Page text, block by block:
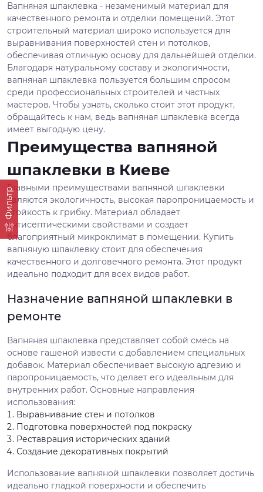
Фильтр
Вапняная шпаклевка - незаменимый материал для
качественного ремонта и отделки помещений. Этот
строительный материал широко используется для
выравнивания поверхностей стен и потолков,
обеспечивая отличную основу для дальнейшей отделки.
Благодаря натуральному составу и экологичности,
вапняная шпаклевка пользуется большим спросом
среди профессиональных строителей и частных
мастеров. Чтобы узнать, сколько стоит этот продукт,
обращайтесь к нам, ведь вапняная шпаклевка всегда
имеет выгодную цену.
Преимущества вапняной
шпаклевки в Киеве
Главными преимуществами вапняной шпаклевки
являются экологичность, высокая паропроницаемость и
стойкость к грибку. Материал обладает
антисептическими свойствами и создает
благоприятный микроклимат в помещении. Купить
вапняную шпаклевку стоит для обеспечения
качественного и долговечного ремонта. Этот продукт
идеально подходит для всех видов работ.
Назначение вапняной шпаклевки в
ремонте
Вапняная шпаклевка представляет собой смесь на
основе гашеной извести с добавлением специальных
добавок. Материал обеспечивает высокую адгезию и
паропроницаемость, что делает его идеальным для
внутренних работ. Основные направления
использования:
Выравнивание стен и потолков
Подготовка поверхностей под покраску
Реставрация исторических зданий
Создание декоративных покрытий
Использование вапняной шпаклевки позволяет достичь
идеально гладкой поверхности и обеспечить